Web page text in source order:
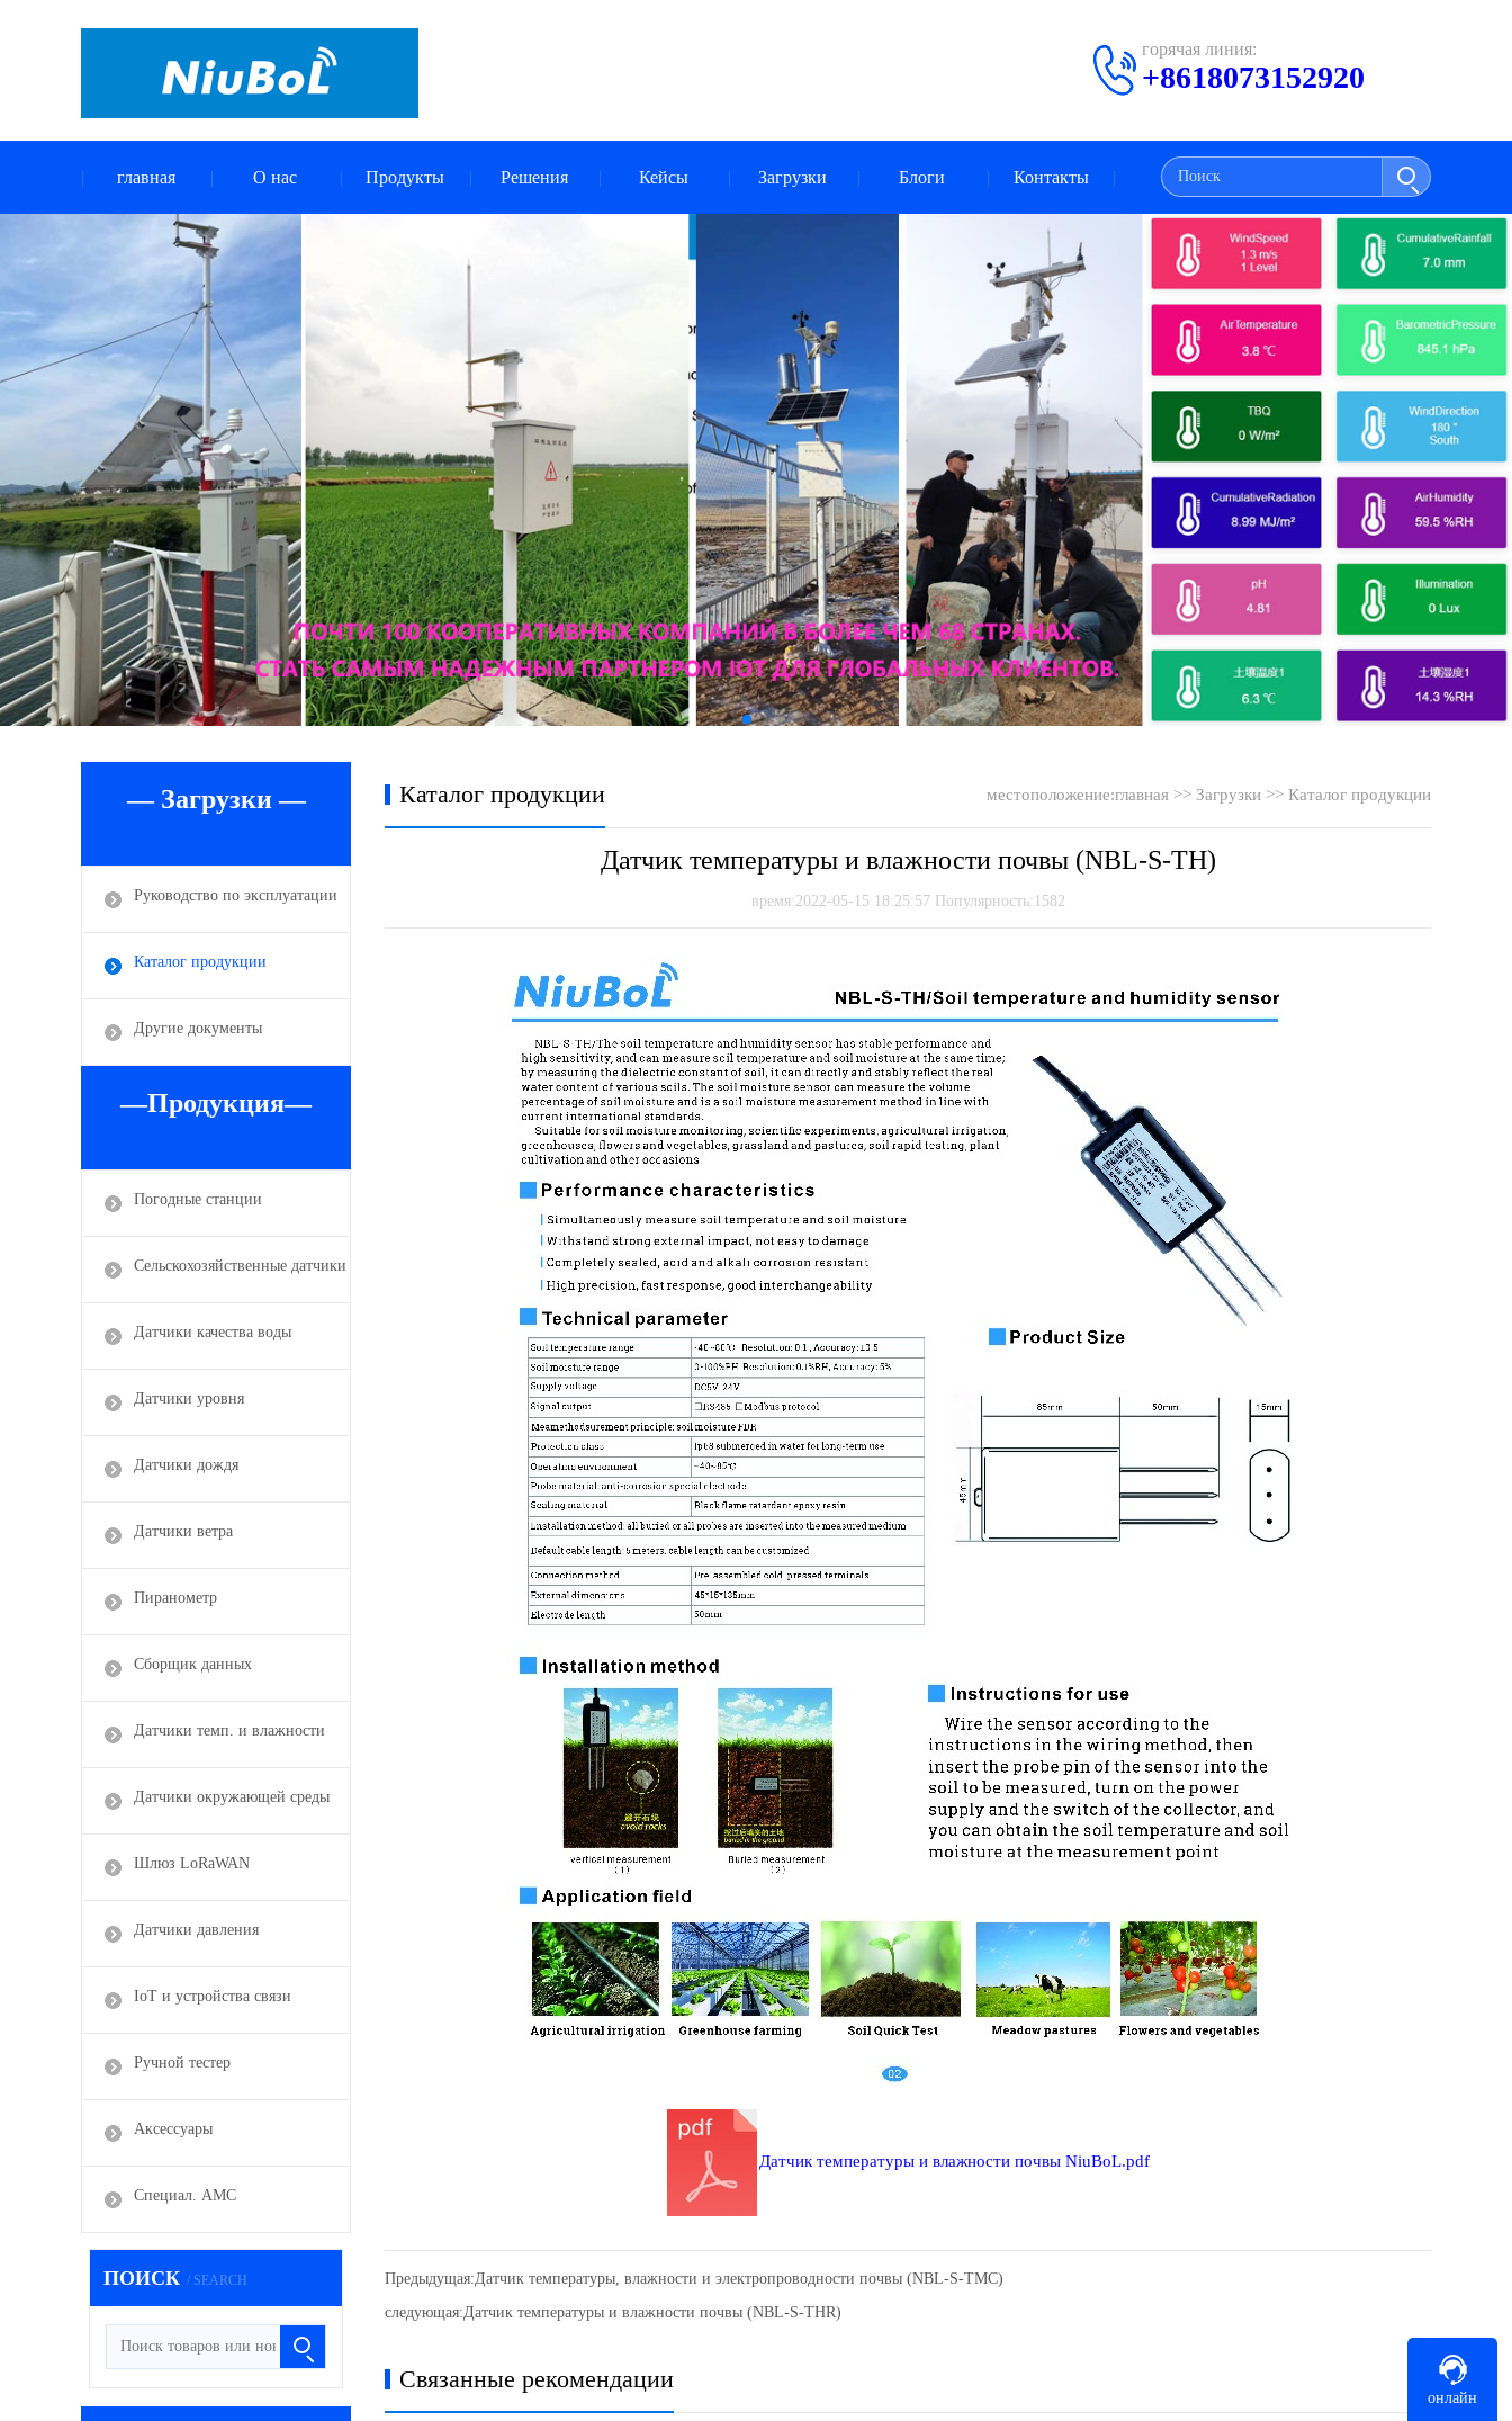
горячая линия:
+8618073152920
главная О нас Продукты Решения Кейсы Загрузки Блоги Контакты
— Загрузки —
Руководство по эксплуатации
Каталог продукции
Другие документы
—Продукция—
Погодные станции
Сельскохозяйственные датчики
Датчики качества воды
Датчики уровня
Датчики дождя
Датчики ветра
Пиранометр
Сборщик данных
Датчики темп. и влажности
Датчики окружающей среды
Шлюз LoRaWAN
Датчики давления
IoT и устройства связи
Ручной тестер
Аксессуары
Специал. АМС
ПОИСК / SEARCH
местоположение:главная >> Загрузки >> Каталог продукции
Каталог продукции
Датчик температуры и влажности почвы (NBL-S-TH)
время:2022-05-15 18:25:57 Популярность:1582
Датчик температуры и влажности почвы NiuBoL.pdf
Предыдущая:Датчик температуры, влажности и электропроводности почвы (NBL-S-TMC)
следующая:Датчик температуры и влажности почвы (NBL-S-THR)
Связанные рекомендации
онлайн